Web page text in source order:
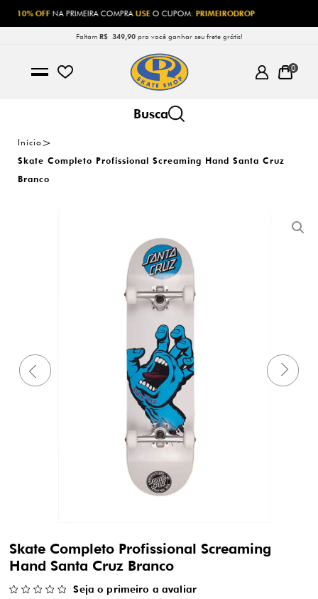
10% OFFNA PRIMEIRA COMPRAUSEO CUPOM:PRIMEIRODROP
Faltam R$ 349,90pra você ganhar seu frete grátis!
0
Início
Skate Completo Profissional Screaming Hand Santa Cruz
Branco
Skate Completo Profissional Screaming
Hand Santa Cruz Branco
Seja o primeiro a avaliar